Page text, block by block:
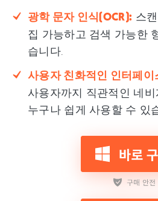
광학 문자 인식(OCR): 스
집 가능하고 검색 가능한
습니다.
사용자 친화적인 인터페이
사용자까지 직관적인 네
누구나 쉽게 사용할 수 있